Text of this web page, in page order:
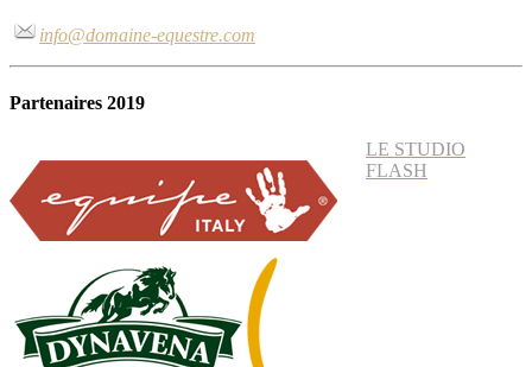
info@domaine-equestre.com
Partenaires 2019
LE STUDIO
FLASH